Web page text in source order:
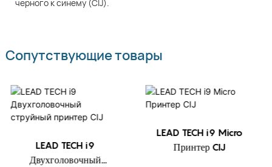
Сопутствующие товары
LEAD TECH i9
Двухголовочный
LEAD TECH i9 Micro
Принтер CIJ